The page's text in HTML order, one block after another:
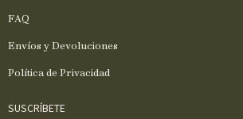
FAQ
Envíos y Devoluciones
Política de Privacidad
SUSCRÍBETE